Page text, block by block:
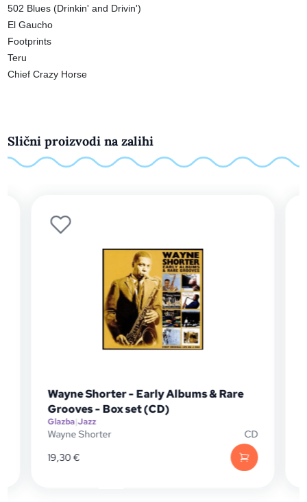
502 Blues (Drinkin' and Drivin')
El Gaucho
Footprints
Teru
Chief Crazy Horse
Slični proizvodi na zalihi
Wayne Shorter - Early Albums & Rare
Grooves - Box set (CD)
Glazba|Jazz
Wayne Shorter
CD
19,30€